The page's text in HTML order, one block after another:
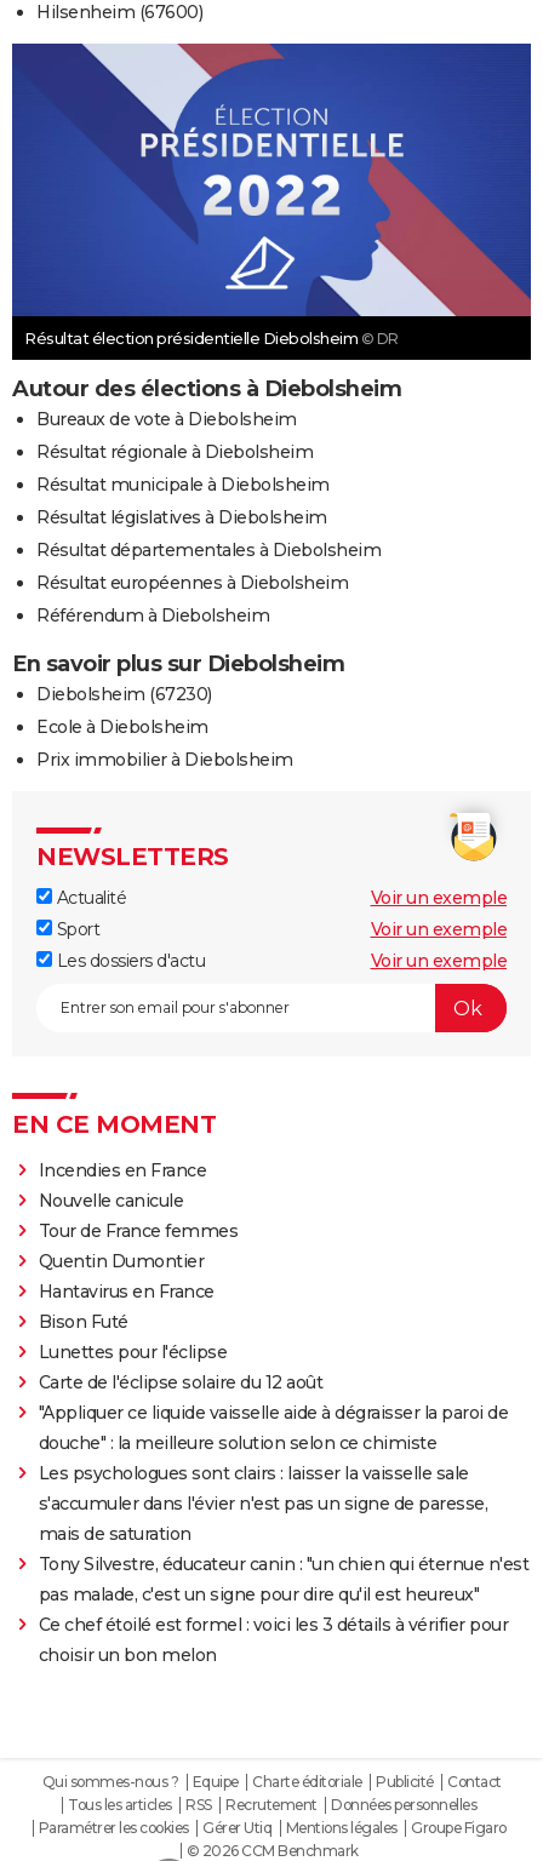
Hilsenheim (67600)
Résultat élection présidentielle Diebolsheim © DR
Autour des élections à Diebolsheim
Bureaux de vote à Diebolsheim
Résultat régionale à Diebolsheim
Résultat municipale à Diebolsheim
Résultat législatives à Diebolsheim
Résultat départementales à Diebolsheim
Résultat européennes à Diebolsheim
Référendum à Diebolsheim
En savoir plus sur Diebolsheim
Diebolsheim (67230)
Ecole à Diebolsheim
Prix immobilier à Diebolsheim
NEWSLETTERS
Actualité
Voir un exemple
Sport
Voir un exemple
Les dossiers d'actu
Voir un exemple
EN CE MOMENT
Incendies en France
Nouvelle canicule
Tour de France femmes
Quentin Dumontier
Hantavirus en France
Bison Futé
Lunettes pour l'éclipse
Carte de l'éclipse solaire du 12 août
"Appliquer ce liquide vaisselle aide à dégraisser la paroi de
douche" : la meilleure solution selon ce chimiste
Les psychologues sont clairs : laisser la vaisselle sale
s'accumuler dans l'évier n'est pas un signe de paresse,
mais de saturation
Tony Silvestre, éducateur canin : "un chien qui éternue n'est
pas malade, c'est un signe pour dire qu'il est heureux"
Ce chef étoilé est formel : voici les 3 détails à vérifier pour
choisir un bon melon
Qui sommes-nous ? Equipe Charte éditoriale Publicité
Contact
Tous les articles
RSS Recrutement
Données personnelles
Paramétrer les cookies
Gérer Utiq Mentions légales
Groupe Figaro
© 2026 CCM Benchmark